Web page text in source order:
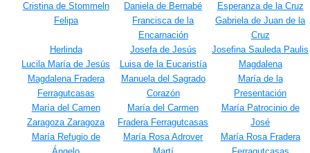
Cristina de Stommeln
Daniela de Bernabé
Esperanza de la Cruz
Felipa
Francisca de la
Encarnación
Gabriela de Juan de la
Cruz
Herlinda
Josefa de Jesús
Josefina Sauleda Paulis
Lucila María de Jesús
Luisa de la Eucaristía
Magdalena
Magdalena Fradera
Ferragutcasas
Manuela del Sagrado
Corazón
María de la
Presentación
María del Camen
Zaragoza Zaragoza
María del Carmen
Fradera Ferragutcasas
María Patrocinio de
José
María Refugio de
María Rosa Adrover
María Rosa Fradera